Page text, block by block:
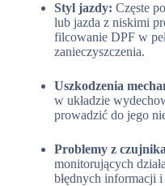
Styl jazdy: Częste
lub jazda z niskimi
filcowanie DPF w
zanieczyszczenia.
Uszkodzenia
w układzie
prowadzić do jego
Problemy z
monitorujących
błędnych informacji